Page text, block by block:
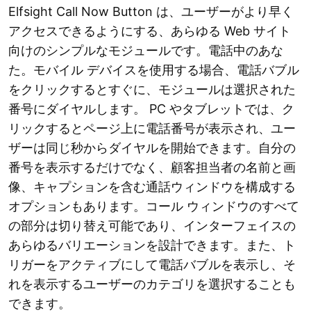
Elfsight Call Now Button は、ユーザーがより早く
アクセスできるようにする、あらゆる Web サイト
向けのシンプルなモジュールです。電話中のあな
た。モバイル デバイスを使用する場合、電話バブル
をクリックするとすぐに、モジュールは選択された
番号にダイヤルします。 PC やタブレットでは、ク
リックするとページ上に電話番号が表示され、ユー
ザーは同じ秒からダイヤルを開始できます。自分の
番号を表示するだけでなく、顧客担当者の名前と画
像、キャプションを含む通話ウィンドウを構成する
オプションもあります。コール ウィンドウのすべて
の部分は切り替え可能であり、インターフェイスの
あらゆるバリエーションを設計できます。また、ト
リガーをアクティブにして電話バブルを表示し、そ
れを表示するユーザーのカテゴリを選択することも
できます。